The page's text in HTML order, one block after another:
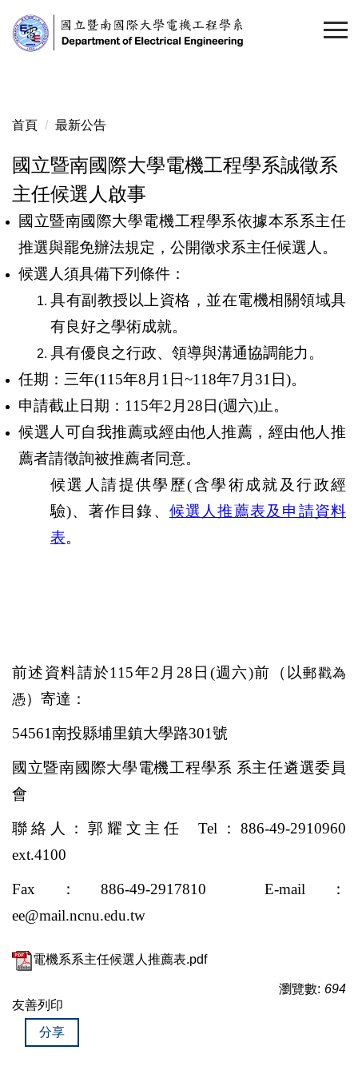
到
主
區
首頁 最新公告
國立暨南國際大學電機工程學系誠徵系
主任候選人啟事
國立暨南國際大學電機工程學系依據本系系主任
推選與罷免辦法規定，公開徵求系主任候選人。
候選人須具備下列條件：
具有副教授以上資格，並在電機相關領域具
有良好之學術成就。
具有優良之行政、領導與溝通協調能力。
任期：三年(115年8 月 1 日~118年7 月 31 日)。
申請截止日期： 115年2 月 28日(週六)止。
候選人可自我推薦或經由他人推薦，經由他人推
薦者請徵詢被推薦者同意。
候選人請提供學歷(含學術成就及行政經
驗)、著作目錄、 候選人推薦表及申請資料
表。
前述資料請於115年2 月 28 日 (週六)前（以郵戳為
憑）寄達：
54561南投縣埔里鎮大學路301號
國立暨南國際大學電機工程學系 系主任遴選委員
會
聯絡人：郭耀文主任 Tel ：886-49-2910960
ext.4100
Fax ：886-49-2917810 E-mail ：
ee@mail.ncnu.edu.tw
電機系系主任候選人推薦表.pdf
瀏覽數: 694
友善列印
分享